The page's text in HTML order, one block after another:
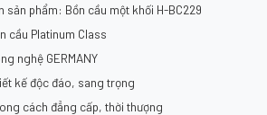
sản phẩm: Bồn cầu một khối H-BC229
cầu Platinum Class
nghệ GERMANY
kế độc đáo, sang trọng
cách đẳng cấp, thời thượng